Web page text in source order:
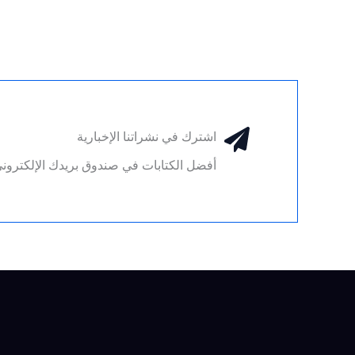
اشترك في نشراتنا الإخبارية
أفضل الكتابات في صندوق بريدك